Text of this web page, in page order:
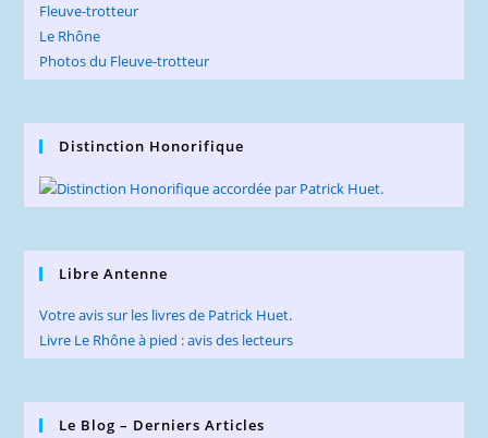
Fleuve-trotteur
Le Rhône
Photos du Fleuve-trotteur
Distinction Honorifique
Libre Antenne
Votre avis sur les livres de Patrick Huet.
Livre Le Rhône à pied : avis des lecteurs
Le Blog – Derniers Articles